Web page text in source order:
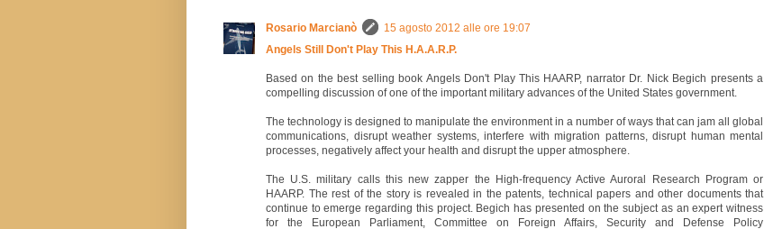
Rosario Marcianò
15 agosto 2012 alle ore 19:07
Angels Still Don't Play This H.A.A.R.P.
Based on the best selling book Angels Don't Play This HAARP, narrator Dr. Nick Begich presents a
compelling discussion of one of the important military advances of the United States government.
The technology is designed to manipulate the environment in a number of ways that can jam all global
communications, disrupt weather systems, interfere with migration patterns, disrupt human mental
processes, negatively affect your health and disrupt the upper atmosphere.
The U.S. military calls this new zapper the High-frequency Active Auroral Research Program or
HAARP. The rest of the story is revealed in the patents, technical papers and other documents that
continue to emerge regarding this project. Begich has presented on the subject as an expert witness
for the European Parliament, Committee on Foreign Affairs, Security and Defense Policy